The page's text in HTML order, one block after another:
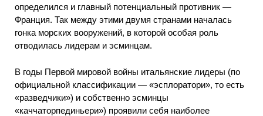
определился и главный потенциальный противник —
Франция. Так между этими двумя странами началась
гонка морских вооружений, в которой особая роль
отводилась лидерам и эсминцам.
В годы Первой мировой войны итальянские лидеры (по
официальной классификации — «эсплоратори», то есть
«разведчики») и собственно эсминцы
«каччаторпединьери») проявили себя наиболее